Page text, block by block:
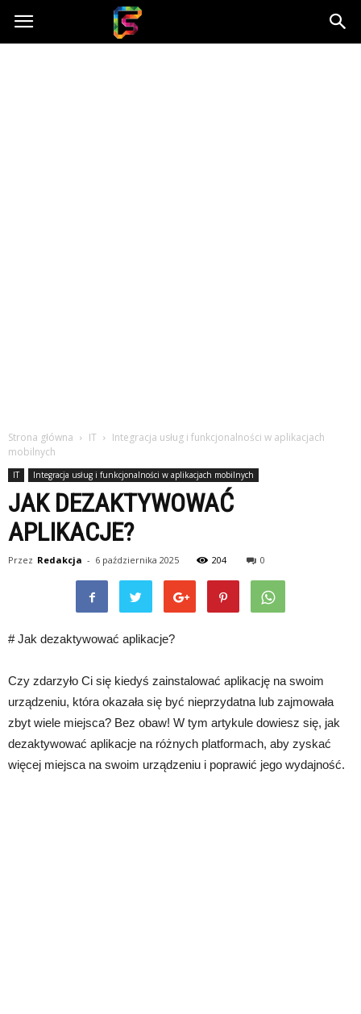
Fasingenergia.pl
Strona główna IT
Integracja usług i funkcjonalności w aplikacjach
mobilnych
IT Integracja usług i funkcjonalności w aplikacjach mobilnych
JAK DEZAKTYWOWAĆ
APLIKACJE?
Przez Redakcja - 6 października 2025 204 0
# Jak dezaktywować aplikacje?
Czy zdarzyło Ci się kiedyś zainstalować aplikację na swoim
urządzeniu, która okazała się być nieprzydatna lub zajmowała
zbyt wiele miejsca? Bez obaw! W tym artykule dowiesz się, jak
dezaktywować aplikacje na różnych platformach, aby zyskać
więcej miejsca na swoim urządzeniu i poprawić jego wydajność.